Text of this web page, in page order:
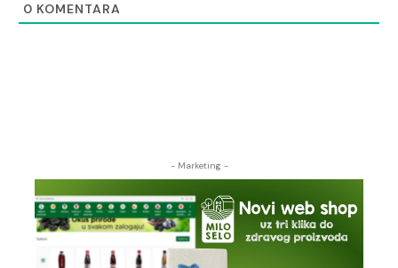
0 KOMENTARA
- Marketing -